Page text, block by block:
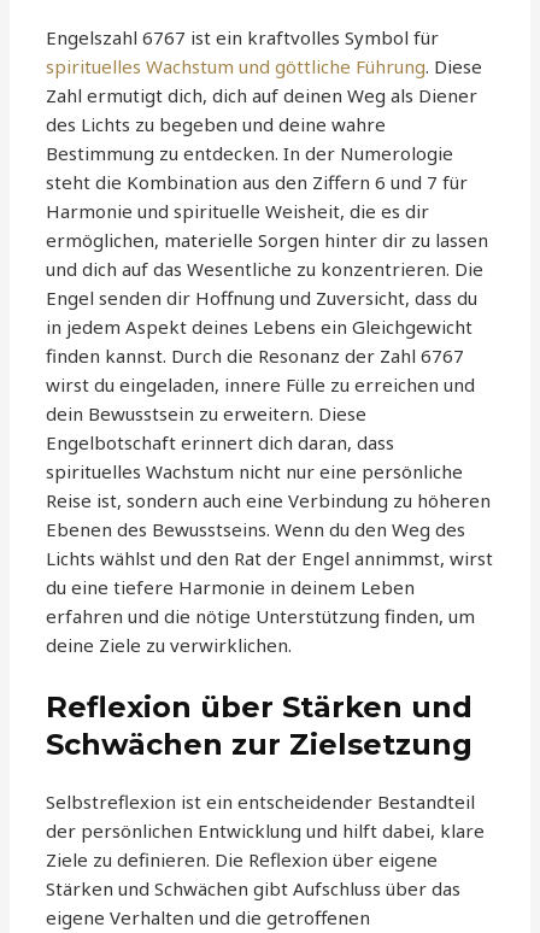
Engelszahl 6767 ist ein kraftvolles Symbol für
spirituelles Wachstum und göttliche Führung. Diese
Zahl ermutigt dich, dich auf deinen Weg als Diener
des Lichts zu begeben und deine wahre
Bestimmung zu entdecken. In der Numerologie
steht die Kombination aus den Ziffern 6 und 7 für
Harmonie und spirituelle Weisheit, die es dir
ermöglichen, materielle Sorgen hinter dir zu lassen
und dich auf das Wesentliche zu konzentrieren. Die
Engel senden dir Hoffnung und Zuversicht, dass du
in jedem Aspekt deines Lebens ein Gleichgewicht
finden kannst. Durch die Resonanz der Zahl 6767
wirst du eingeladen, innere Fülle zu erreichen und
dein Bewusstsein zu erweitern. Diese
Engelbotschaft erinnert dich daran, dass
spirituelles Wachstum nicht nur eine persönliche
Reise ist, sondern auch eine Verbindung zu höheren
Ebenen des Bewusstseins. Wenn du den Weg des
Lichts wählst und den Rat der Engel annimmst, wirst
du eine tiefere Harmonie in deinem Leben
erfahren und die nötige Unterstützung finden, um
deine Ziele zu verwirklichen.
Reflexion über Stärken und
Schwächen zur Zielsetzung
Selbstreflexion ist ein entscheidender Bestandteil
der persönlichen Entwicklung und hilft dabei, klare
Ziele zu definieren. Die Reflexion über eigene
Stärken und Schwächen gibt Aufschluss über das
eigene Verhalten und die getroffenen